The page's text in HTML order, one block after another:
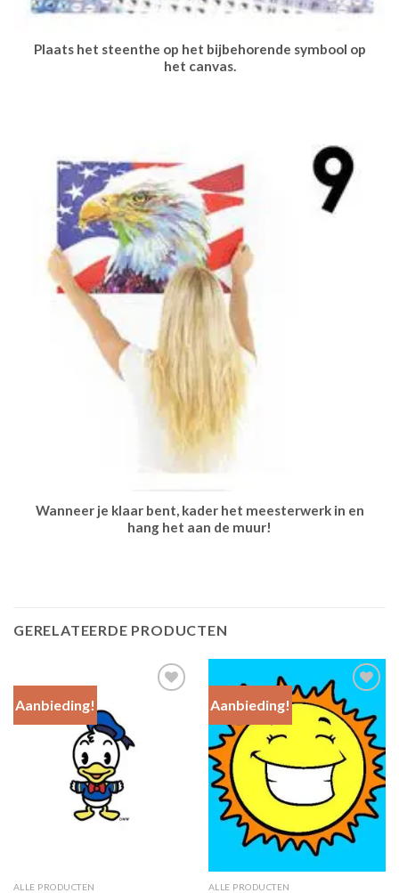
Plaats het steenthe op het bijbehorende symbool op
het canvas.
Wanneer je klaar bent, kader het meesterwerk in en
hang het aan de muur!
GERELATEERDE PRODUCTEN
Aanbieding!
ALLE PRODUCTEN
Aanbieding!
Add to
Wishlist
ALLE PRODUCTEN